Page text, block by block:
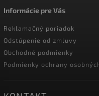
Informácie pre Vás
Reklamačný poriadok
Odstúpenie od zmluvy
Obchodné podmienky
Podmienky ochrany